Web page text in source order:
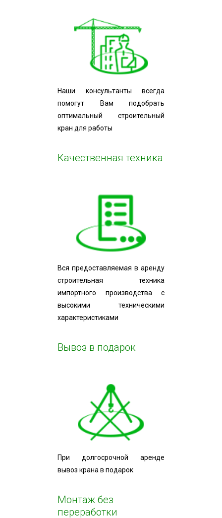
Наши консультанты всегда
помогут Вам подобрать
оптимальный строительный
кран для работы
Качественная техника
Вся предоставляемая в аренду
строительная техника
импортного производства с
высокими техническими
характеристиками
Вывоз в подарок
При долгосрочной аренде
вывоз крана в подарок
Монтаж без
переработки